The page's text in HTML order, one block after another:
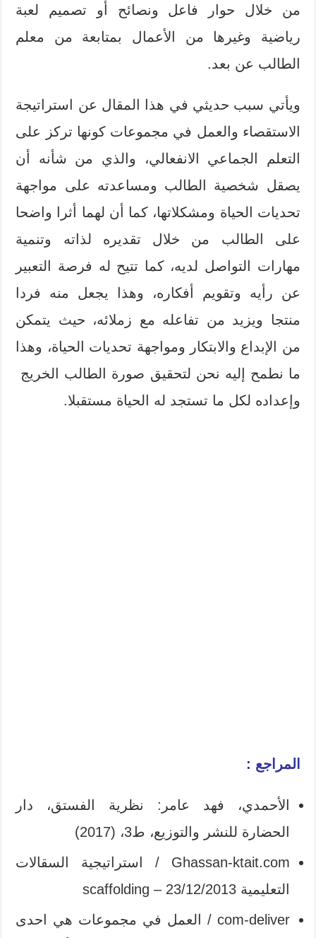
من خلال حوار فاعل ونصائح أو تصميم لعبة
رياضية وغيرها من الأعمال بمتابعة من معلم
الطالب عن بعد.
ويأتي سبب حديثي في هذا المقال عن استراتيجة
الاستقصاء والعمل في مجموعات كونها تركز على
التعلم الجماعي الانفعالي، والذي من شأنه أن
يصقل شخصية الطالب ومساعدته على مواجهة
تحديات الحياة ومشكلاتها، كما أن لهما أثرا واضحا
على الطالب من خلال تقديره لذاته وتنمية
مهارات التواصل لديه، كما تتيح له فرصة التعبير
عن رأيه وتقويم أفكاره، وهذا يجعل منه فردا
منتجا ويزيد من تفاعله مع زملائه، حيث يتمكن
من الإبداع والابتكار ومواجهة تحديات الحياة، وهذا
ما نطمح إليه نحن لتحقيق صورة الطالب الخريج
وإعداده لكل ما تستجد له الحياة مستقبلا.
المراجع :
الأحمدي، فهد عامر: نظرية الفستق، دار
الحضارة للنشر والتوزيع، ط3، (2017)
Ghassan-ktait.com / استراتيجية السقالات
التعليمية scaffolding – 23/12/2013
com-deliver / العمل في مجموعات هي احدى